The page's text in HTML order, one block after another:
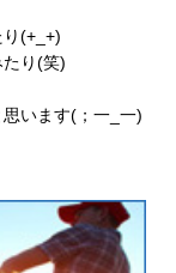
(+_+)
り(笑)
います(；一_一)